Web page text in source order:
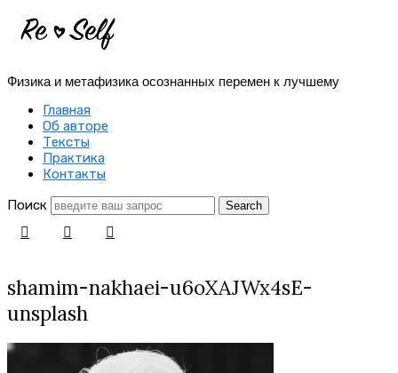
Re-
|
Создай
себя
заново
Физика и метафизика осознанных перемен к лучшему
Главная
Об авторе
Тексты
Практика
Контакты
Поиск
shamim-nakhaei-u6oXAJWx4sE-
unsplash